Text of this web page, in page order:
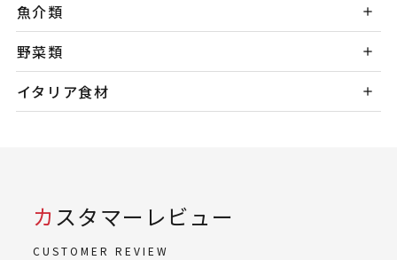
魚介類
野菜類
イタリア食材
カスタマーレビュー
CUSTOMER REVIEW